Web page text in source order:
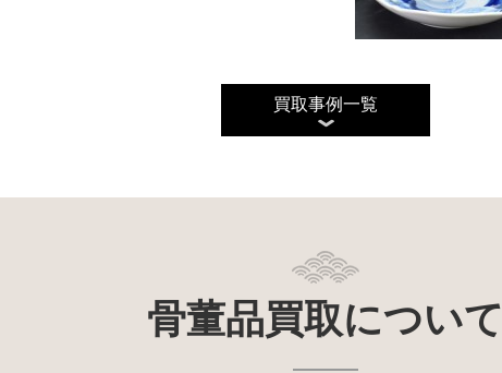
買取事例一覧
骨董品買取について